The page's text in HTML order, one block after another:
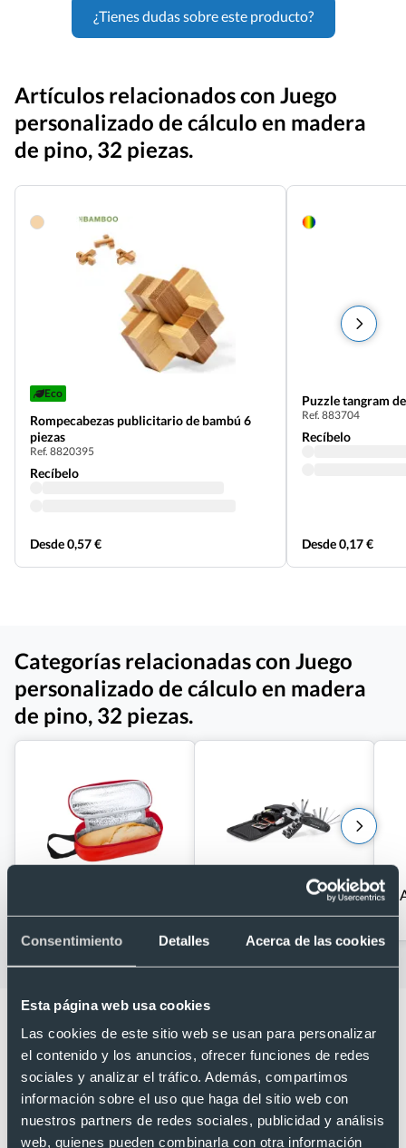
Consentimiento Detalles Acerca de las cookies
Esta página web usa cookies
Las cookies de este sitio web se usan para personalizar
el contenido y los anuncios, ofrecer funciones de redes
sociales y analizar el tráfico. Además, compartimos
información sobre el uso que haga del sitio web con
nuestros partners de redes sociales, publicidad y análisis
web, quienes pueden combinarla con otra información
¿Tienes dudas sobre este producto?
Artículos relacionados con Juego
personalizado de cálculo en madera
de pino, 32 piezas.
Eco
Rompecabezas publicitario de bambú 6
piezas
Ref. 8820395
Recíbelo
Desde 0,57 €
Puzzle tangram
Ref. 883704
Recíbelo
Desde 0,17 €
Categorías relacionadas con Juego
personalizado de cálculo en madera
de pino, 32 piezas.
Accesorios para
bicicletas baratos
Lo que dicen nuestros clientes
4.9